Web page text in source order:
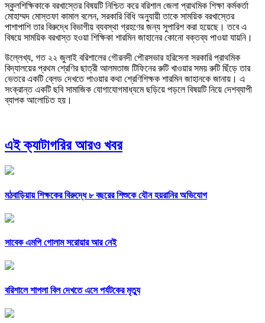
স্কুলশিক্ষিকাকে বরখাস্তের বিষয়টি নিশ্চিত করে বরিশাল জেলা প্রাথমিক শিক্ষা কর্মকর্তা
মোহাম্মদ মোস্তফা কামাল বলেন, সরকারি বিধি অনুযায়ী তাকে সাময়িক বরখাস্তের
পাশাপাশি তার বিরুদ্ধে বিভাগীয় ব্যবস্থা গ্রহণের জন্য সুপারিশ করা হয়েছে। তবে এ
বিষয়ে সাময়িক বরখাস্ত হওয়া শিক্ষিকা শারমিন জাহানের কোনো বক্তব্য পাওয়া যায়নি।
উল্লেখ্য, গত ২২ জুলাই বরিশালের গৌরনদী পৌরসভার হরিসেনা সরকারি প্রাথমিক
বিদ্যালয়ের প্রথম শ্রেণির ছাত্রী আলমতাজ টিফিনের রুটি খাওয়ার সময় রুটি ছিঁড়ে তার
ভেতরে একটি ব্লেড দেখতে পাওয়ার কথা শ্রেণিশিক্ষক শারমিন জাহানকে জানায়। এ
সংক্রান্ত একটি ছবি সামাজিক যোগাযোগমাধ্যমে ছড়িয়ে পড়লে বিষয়টি নিয়ে দেশব্যাপী
ব্যাপক আলোচিত হয়।
এই ক্যাটাগরির আরও খবর
মঠবাড়িয়ায় শিক্ষকের বিরুদ্ধে ৮ বছরের শিশুকে যৌন হয়রানির অভিযোগ
সাবেক এমপি গোলাম সরোয়ার আর নেই
বরিশালে শাপলা বিল দেখতে এসে পর্যটকের মৃত্যু